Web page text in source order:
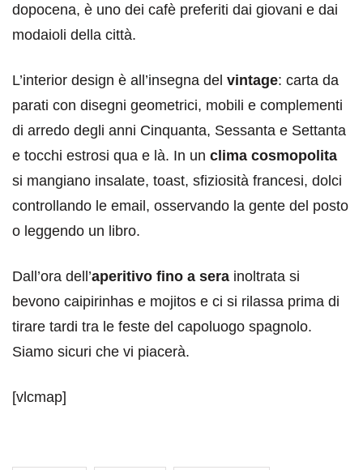
dopocena, è uno dei cafè preferiti dai giovani e dai
modaioli della città.
L’interior design è all’insegna del vintage: carta da
parati con disegni geometrici, mobili e complementi
di arredo degli anni Cinquanta, Sessanta e Settanta
e tocchi estrosi qua e là. In un clima cosmopolita
si mangiano insalate, toast, sfiziosità francesi, dolci
controllando le email, osservando la gente del posto
o leggendo un libro.
Dall’ora dell’aperitivo fino a sera inoltrata si
bevono caipirinhas e mojitos e ci si rilassa prima di
tirare tardi tra le feste del capoluogo spagnolo.
Siamo sicuri che vi piacerà.
[vlcmap]